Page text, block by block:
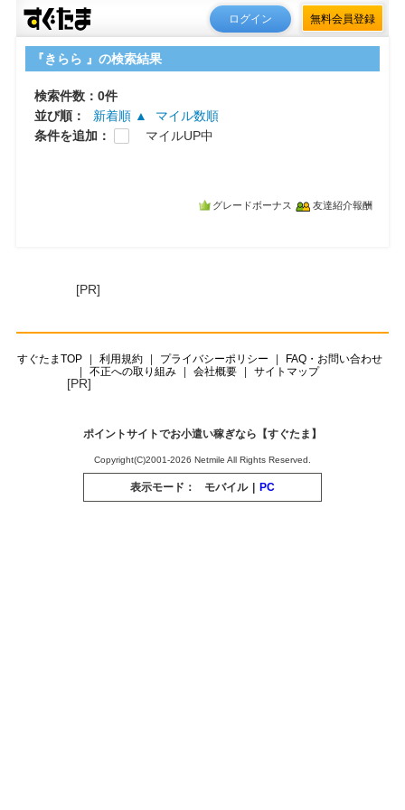
ログイン 無料会員登録
『きらら 』の検索結果
検索件数：0件
並び順：
新着順 ▲
マイル数順
条件を追加：
マイルUP中
グレードボーナス 友達紹介報酬
[PR]
すぐたまTOP 利用規約 プライバシーポリシー
FAQ・お問い合わせ
不正への取り組み
会社概要 サイトマップ
[PR]
ポイントサイトでお小遣い稼ぎなら【すぐたま】
Copyright(C)2001-2026 Netmile All Rights Reserved.
表示モード： モバイル PC